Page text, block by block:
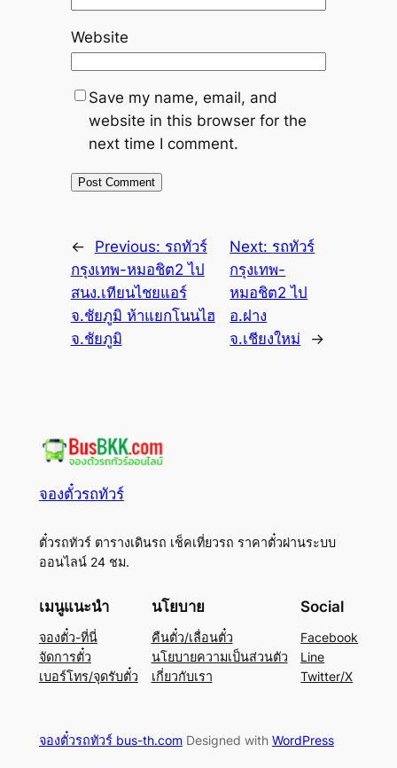
Website
Save my name, email, and
website in this browser for the
next time I comment.
← Previous: รถทัวร์
กรุงเทพ-หมอชิต2 ไป
สนง.เทียนไชยแอร์
จ.ชัยภูมิ ห้าแยกโนนไฮ
จ.ชัยภูมิ
Next: รถทัวร์
กรุงเทพ-
หมอชิต2 ไป
อ.ฝาง
จ.เชียงใหม่
→
จองตั๋วรถทัวร์
ตั๋วรถทัวร์ ตารางเดินรถ เช็คเที่ยวรถ ราคาตั๋วผ่านระบบ
ออนไลน์ 24 ชม.
เมนูแนะนำ
จองตั๋ว-ที่นี่
จัดการตั๋ว
เบอร์โทร/จุดรับตั๋ว
นโยบาย
คืนตั๋ว/เลื่อนตั๋ว
นโยบายความเป็นส่วนตัว
เกี่ยวกับเรา
Social
Facebook
Line
Twitter/X
จองตั๋วรถทัวร์ bus-th.comDesigned with WordPress